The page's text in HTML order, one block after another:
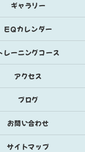
ギャラリー
EQカレンダー
レーニングコース
アクセス
ブログ
お問い合わせ
サイトマップ